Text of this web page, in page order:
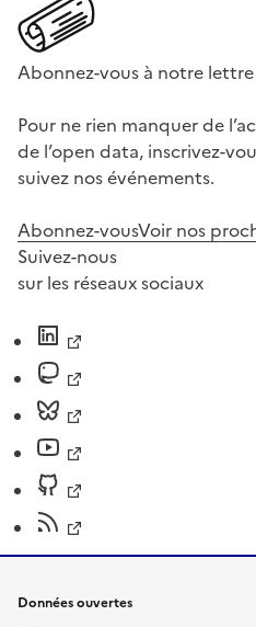
Abonnez-vous à notre
Pour ne rien manquer de
de l’open data, inscrivez-
suivez nos événements.
Abonnez-vousVoir nos
Suivez-nous
sur les réseaux sociaux
Données ouvertes